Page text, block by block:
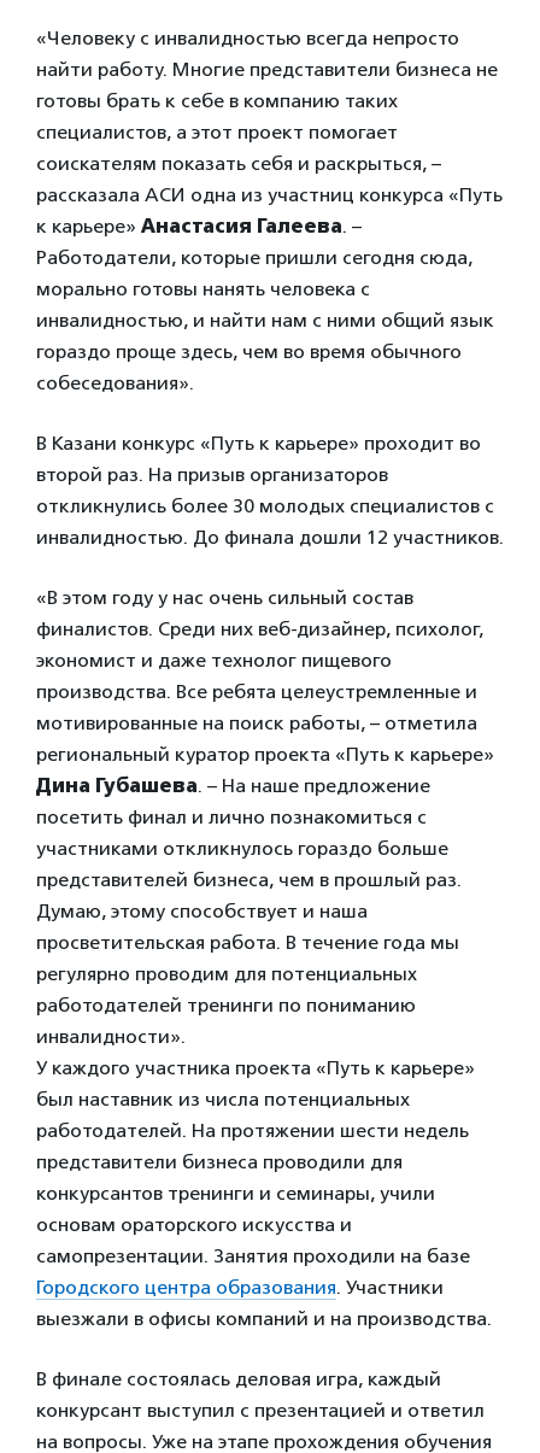
«Человеку с инвалидностью всегда непросто
найти работу. Многие представители бизнеса не
готовы брать к себе в компанию таких
специалистов, а этот проект помогает
соискателям показать себя и раскрыться, –
рассказала АСИ одна из участниц конкурса «Путь
к карьере» Анастасия Галеева. –
Работодатели, которые пришли сегодня сюда,
морально готовы нанять человека с
инвалидностью, и найти нам с ними общий язык
гораздо проще здесь, чем во время обычного
собеседования».
В Казани конкурс «Путь к карьере» проходит во
второй раз. На призыв организаторов
откликнулись более 30 молодых специалистов с
инвалидностью. До финала дошли 12 участников.
«В этом году у нас очень сильный состав
финалистов. Среди них веб-дизайнер, психолог,
экономист и даже технолог пищевого
производства. Все ребята целеустремленные и
мотивированные на поиск работы, – отметила
региональный куратор проекта «Путь к карьере»
Дина Губашева. – На наше предложение
посетить финал и лично познакомиться с
участниками откликнулось гораздо больше
представителей бизнеса, чем в прошлый раз.
Думаю, этому способствует и наша
просветительская работа. В течение года мы
регулярно проводим для потенциальных
работодателей тренинги по пониманию
инвалидности».
У каждого участника проекта «Путь к карьере»
был наставник из числа потенциальных
работодателей. На протяжении шести недель
представители бизнеса проводили для
конкурсантов тренинги и семинары, учили
основам ораторского искусства и
самопрезентации. Занятия проходили на базе
Городского центра образования. Участники
выезжали в офисы компаний и на производства.
В финале состоялась деловая игра, каждый
конкурсант выступил с презентацией и ответил
на вопросы. Уже на этапе прохождения обучения